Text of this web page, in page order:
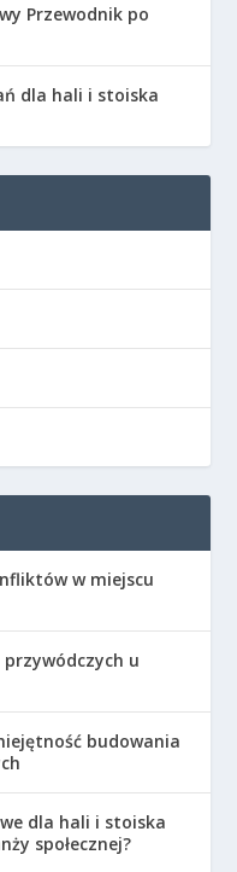
Przewodnik po
dla hali i stoiska
w miejscu
u
budowania
dla hali i stoiska
społecznej?